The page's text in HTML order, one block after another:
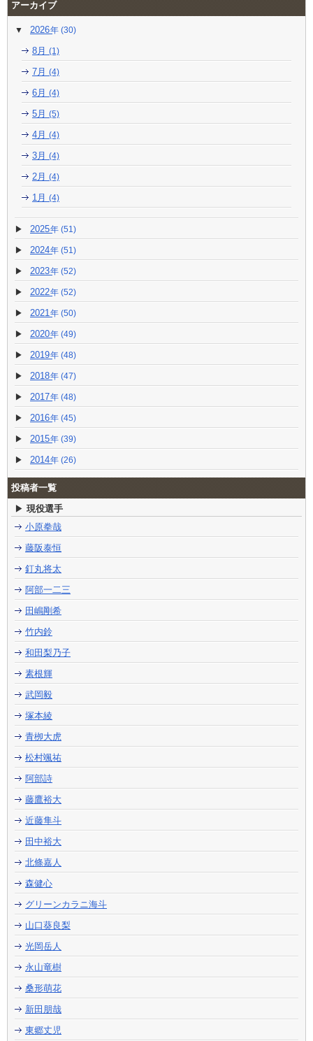
アーカイブ
2026 (30)
8月 (1)
7月 (4)
6月 (4)
5月 (5)
4月 (4)
3月 (4)
2月 (4)
1月 (4)
2025 (51)
2024 (51)
2023 (52)
2022 (52)
2021 (50)
2020 (49)
2019 (48)
2018 (47)
2017 (48)
2016 (45)
2015 (39)
2014 (26)
投稿者一覧
現役選手
小原拳哉
藤阪泰恒
釘丸将太
阿部一二三
田嶋剛希
竹内鈴
和田梨乃子
素根輝
武岡毅
塚本綾
青栁大虎
松村颯祐
阿部詩
藤鷹裕大
近藤隼斗
田中裕大
北條嘉人
森健心
グリーンカラニ海斗
山口葵良梨
光岡岳人
永山竜樹
桑形萌花
新田朋哉
東郷丈児